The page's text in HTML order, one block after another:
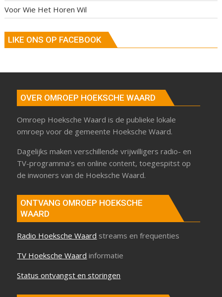
Voor Wie Het Horen Wil
LIKE ONS OP FACEBOOK
OVER OMROEP HOEKSCHE WAARD
Omroep Hoeksche Waard is de publieke lokale
omroep voor de gemeente Hoeksche Waard.
Dagelijks maken verschillende vrijwilligers radio- en
TV-programma’s en online content, toegespitst op
de inwoners van de Hoeksche Waard.
ONTVANG OMROEP HOEKSCHE
WAARD
Radio Hoeksche Waard streams en frequenties
TV Hoeksche Waard informatie
Status ontvangst en storingen